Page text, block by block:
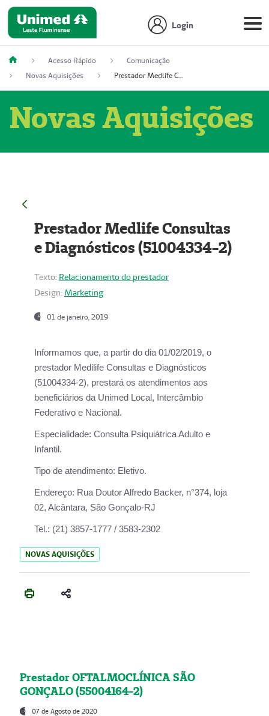
Login
Acesso Rápido
Comunicação
Novas Aquisições
Prestador Medlife Consultas e Diagnósticos (51004334-2)
Novas Aquisições
Prestador Medlife Consultas
e Diagnósticos (51004334-2)
Texto: Relacionamento do prestador
Design: Marketing
01 de janeiro, 2019
Informamos que, a partir do dia 01/02/2019, o
prestador Medilife Consultas e Diagnósticos
(51004334-2), prestará os atendimentos aos
beneficiários da Unimed Local, Intercâmbio
Federativo e Nacional.
Especialidade: Consulta Psiquiátrica Adulto e
Infantil.
Tipo de atendimento: Eletivo.
Endereço: Rua Doutor Alfredo Backer, n°374, loja
02, Alcântara, São Gonçalo-RJ
Tel.: (21) 3857-1777 / 3583-2302
NOVAS AQUISIÇÕES
Prestador OFTALMOCLÍNICA SÃO
GONÇALO (55004164-2)
07 de Agosto de 2020